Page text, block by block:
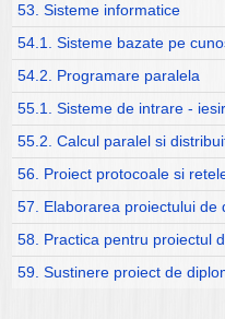
53. Sisteme informatice
54.1. Sisteme bazate pe
54.2. Programare paralela
55.1. Sisteme de intrare -
55.2. Calcul paralel si
56. Proiect protocoale si
57. Elaborarea proiectului de
58. Practica pentru proiectul
59. Sustinere proiect de